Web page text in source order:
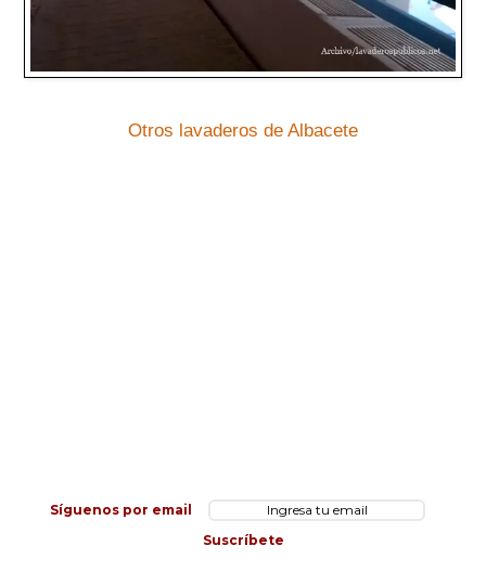
Otros lavaderos de Albacete
Síguenos por email
Suscríbete